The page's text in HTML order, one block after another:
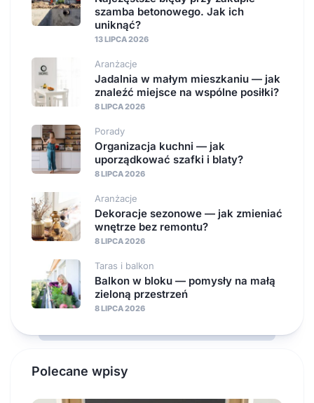
szamba betonowego. Jak ich
uniknąć?
13 LIPCA 2026
Aranżacje
Jadalnia w małym mieszkaniu — jak
znaleźć miejsce na wspólne posiłki?
8 LIPCA 2026
Porady
Organizacja kuchni — jak
uporządkować szafki i blaty?
8 LIPCA 2026
Aranżacje
Dekoracje sezonowe — jak zmieniać
wnętrze bez remontu?
8 LIPCA 2026
Taras i balkon
Balkon w bloku — pomysły na małą
zieloną przestrzeń
8 LIPCA 2026
Polecane wpisy